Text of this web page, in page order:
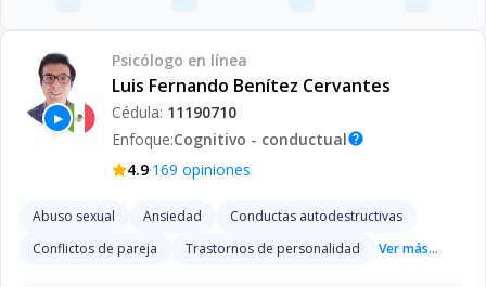
▶
Psicólogo en línea
Luis Fernando Benítez Cervantes
Cédula: 11190710
Enfoque:Cognitivo - conductualhelp
4.9·169 opiniones
Abuso sexual Ansiedad
Conductas autodestructivas
Conflictos de pareja
Trastornos de personalidad Ver más...